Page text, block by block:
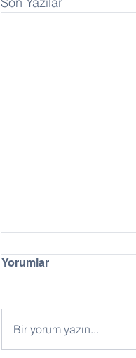
Yorumlar
Bir yorum yazın...